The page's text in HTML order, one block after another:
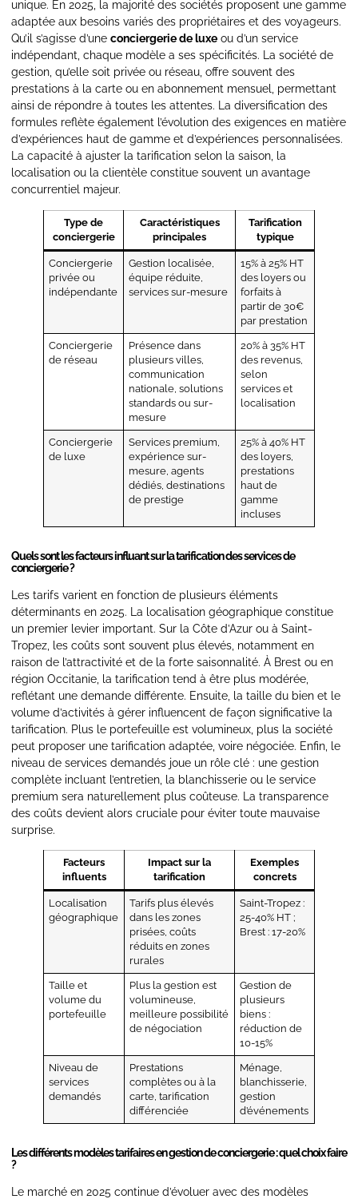
unique. En 2025, la majorité des sociétés proposent une gamme
adaptée aux besoins variés des propriétaires et des voyageurs.
Qu’il s’agisse d’une conciergerie de luxe ou d’un service
indépendant, chaque modèle a ses spécificités. La société de
gestion, qu’elle soit privée ou réseau, offre souvent des
prestations à la carte ou en abonnement mensuel, permettant
ainsi de répondre à toutes les attentes. La diversification des
formules reflète également l’évolution des exigences en matière
d’expériences haut de gamme et d’expériences personnalisées.
La capacité à ajuster la tarification selon la saison, la
localisation ou la clientèle constitue souvent un avantage
concurrentiel majeur.
Type de
conciergerie
Caractéristiques
principales
Tarification
typique
Conciergerie
privée ou
indépendante
Gestion localisée,
équipe réduite,
services sur-mesure
15% à 25% HT
des loyers ou
forfaits à
partir de 30€
par prestation
Conciergerie
de réseau
Présence dans
plusieurs villes,
communication
nationale, solutions
standards ou sur-
mesure
20% à 35% HT
des revenus,
selon
services et
localisation
Conciergerie
de luxe
Services premium,
expérience sur-
mesure, agents
dédiés, destinations
de prestige
25% à 40% HT
des loyers,
prestations
haut de
gamme
incluses
Quels sont les facteurs influant sur la tarification des services de
conciergerie ?
Les tarifs varient en fonction de plusieurs éléments
déterminants en 2025. La localisation géographique constitue
un premier levier important. Sur la Côte d’Azur ou à Saint-
Tropez, les coûts sont souvent plus élevés, notamment en
raison de l’attractivité et de la forte saisonnalité. À Brest ou en
région Occitanie, la tarification tend à être plus modérée,
reflétant une demande différente. Ensuite, la taille du bien et le
volume d’activités à gérer influencent de façon significative la
tarification. Plus le portefeuille est volumineux, plus la société
peut proposer une tarification adaptée, voire négociée. Enfin, le
niveau de services demandés joue un rôle clé : une gestion
complète incluant l’entretien, la blanchisserie ou le service
premium sera naturellement plus coûteuse. La transparence
des coûts devient alors cruciale pour éviter toute mauvaise
surprise.
Facteurs
influents
Impact sur la
tarification
Exemples
concrets
Localisation
géographique
Tarifs plus élevés
dans les zones
prisées, coûts
réduits en zones
rurales
Saint-Tropez :
25-40% HT ;
Brest : 17-20%
Taille et
volume du
portefeuille
Plus la gestion est
volumineuse,
meilleure possibilité
de négociation
Gestion de
plusieurs
biens :
réduction de
10-15%
Niveau de
services
demandés
Prestations
complètes ou à la
carte, tarification
différenciée
Ménage,
blanchisserie,
gestion
d’événements
Les différents modèles tarifaires en gestion de conciergerie : quel choix faire
?
Le marché en 2025 continue d’évoluer avec des modèles